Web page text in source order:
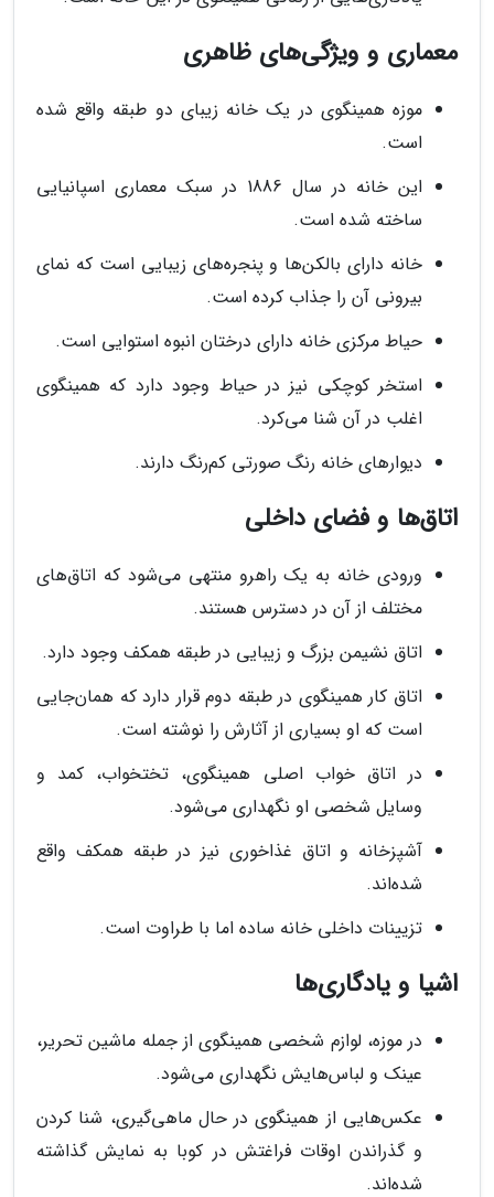
معماری و ویژگی‌های ظاهری
موزه همینگوی در یک خانه زیبای دو طبقه واقع شده
است.
این خانه در سال 1886 در سبک معماری اسپانیایی
ساخته شده است.
خانه دارای بالکن‌ها و پنجره‌های زیبایی است که نمای
بیرونی آن را جذاب کرده است.
حیاط مرکزی خانه دارای درختان انبوه استوایی است.
استخر کوچکی نیز در حیاط وجود دارد که همینگوی
اغلب در آن شنا می‌کرد.
دیوارهای خانه رنگ صورتی کم‌رنگ دارند.
اتاق‌ها و فضای داخلی
ورودی خانه به یک راهرو منتهی می‌شود که اتاق‌های
مختلف از آن در دسترس هستند.
اتاق نشیمن بزرگ و زیبایی در طبقه همکف وجود دارد.
اتاق کار همینگوی در طبقه دوم قرار دارد که همان‌جایی
است که او بسیاری از آثارش را نوشته است.
در اتاق خواب اصلی همینگوی، تختخواب، کمد و
وسایل شخصی او نگهداری می‌شود.
آشپزخانه و اتاق غذاخوری نیز در طبقه همکف واقع
شده‌اند.
تزیینات داخلی خانه ساده اما با طراوت است.
اشیا و یادگاری‌ها
در موزه، لوازم شخصی همینگوی از جمله ماشین تحریر،
عینک و لباس‌هایش نگهداری می‌شود.
عکس‌هایی از همینگوی در حال ماهی‌گیری، شنا کردن
و گذراندن اوقات فراغتش در کوبا به نمایش گذاشته
شده‌اند.